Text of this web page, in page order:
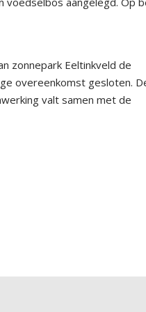
zonnepark Eeltinkveld de
overeenkomst gesloten.
valt samen met de